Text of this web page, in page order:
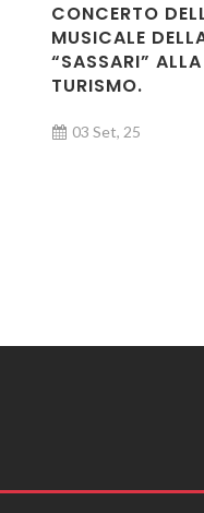
CONCERTO
MUSICALE
“SASSARI”
TURISMO.
03 Set, 25